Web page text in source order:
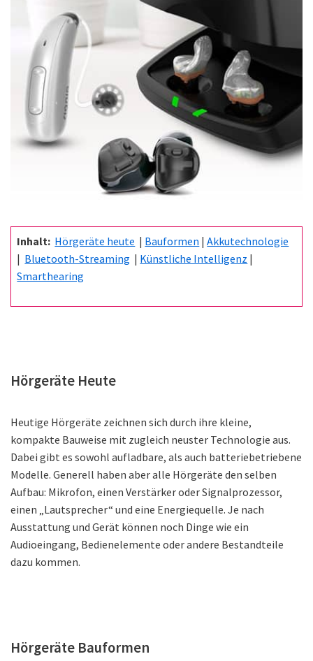
Inhalt: Hörgeräte heute | Bauformen |Akkutechnologie
| Bluetooth-Streaming | Künstliche Intelligenz |
Smarthearing
Hörgeräte Heute
Heutige Hörgeräte zeichnen sich durch ihre kleine,
kompakte Bauweise mit zugleich neuster Technologie aus.
Dabei gibt es sowohl aufladbare, als auch batteriebetriebene
Modelle. Generell haben aber alle Hörgeräte den selben
Aufbau: Mikrofon, einen Verstärker oder Signalprozessor,
einen „Lautsprecher“ und eine Energiequelle. Je nach
Ausstattung und Gerät können noch Dinge wie ein
Audioeingang, Bedienelemente oder andere Bestandteile
dazu kommen.
Hörgeräte Bauformen